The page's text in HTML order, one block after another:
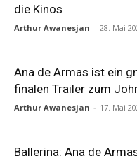
die Kinos
Arthur Awanesjan - 28. Mai
Ana de Armas ist ein
finalen Trailer zum
Arthur Awanesjan - 17. Mai
Ballerina: Ana de